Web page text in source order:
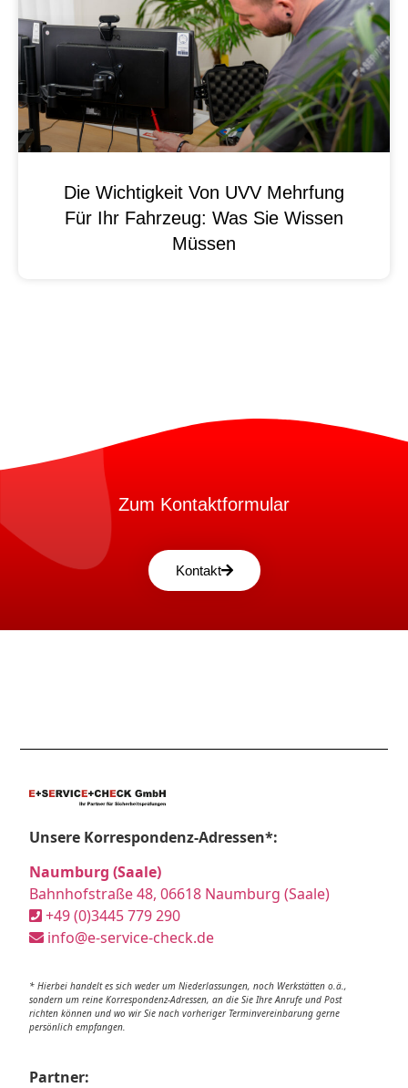
Die Wichtigkeit Von UVV Mehrfung
Für Ihr Fahrzeug: Was Sie Wissen
Müssen
Zum Kontaktformular
Kontakt
Unsere Korrespondenz-Adressen*:
Naumburg (Saale)
Bahnhofstraße 48, 06618 Naumburg (Saale)
+49 (0)3445 779 290
info@e-service-check.de
* Hierbei handelt es sich weder um Niederlassungen, noch Werkstätten o.ä.,
sondern um reine Korrespondenz-Adressen, an die Sie Ihre Anrufe und Post
richten können und wo wir Sie nach vorheriger Terminvereinbarung gerne
persönlich empfangen.
Partner: